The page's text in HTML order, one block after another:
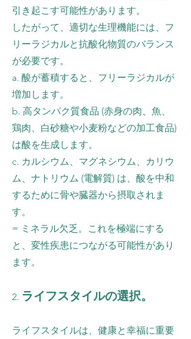
引き起こす可能性があります。
したがって、適切な生理機能には、フ
リーラジカルと抗酸化物質のバランス
が必要です。
a. 酸が蓄積すると、フリーラジカルが
増加します。
b. 高タンパク質食品 (赤身の肉、魚、
鶏肉、白砂糖や小麦粉などの加工食品)
は酸を生成します。
c. カルシウム、マグネシウム、カリウ
ム、ナトリウム (電解質) は、酸を中和
するために骨や臓器から摂取されま
す。
= ミネラル欠乏。これを極端にする
と、変性疾患につながる可能性があり
ます。
2. ライフスタイルの選択。
ライフスタイルは、健康と幸福に重要